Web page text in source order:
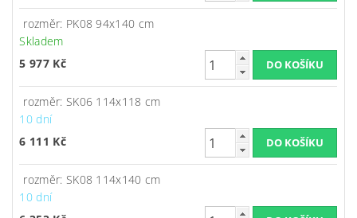
rozměr: PK08 94x140 cm
Skladem
5 977 Kč
rozměr: SK06 114x118 cm
10 dní
6 111 Kč
rozměr: SK08 114x140 cm
10 dní